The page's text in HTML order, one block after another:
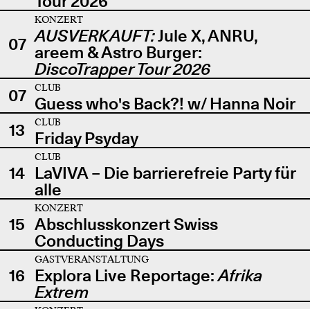
07
KONZERT
AUSVERKAUFT:Jule X, ANRU,
areem & Astro Burger:
DiscoTrapper Tour 2026
07
CLUB
Guess who's Back?! w/ Hanna Noir
13
CLUB
Friday Psyday
14
CLUB
LaVIVA – Die barrierefreie Party für
alle
15
KONZERT
Abschlusskonzert Swiss
Conducting Days
16
GASTVERANSTALTUNG
Explora Live Reportage:Afrika
Extrem